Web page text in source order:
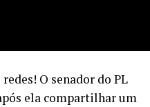
O senador do PL
ela compartilhar um